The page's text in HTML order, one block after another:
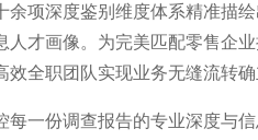
余项深度鉴别维度体系精准描
人才画像。为完美匹配零售企
效全职团队实现业务无缝流转
每一份调查报告的专业深度与